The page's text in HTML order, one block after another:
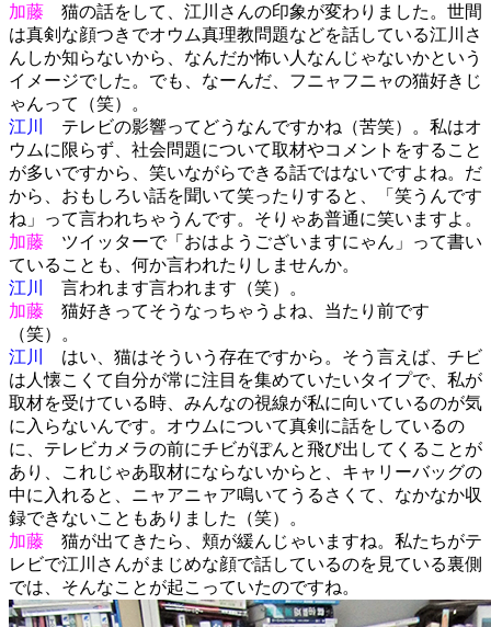
加藤 猫の話をして、江川さんの印象が変わりました。世間
は真剣な顔つきでオウム真理教問題などを話している江川さ
んしか知らないから、なんだか怖い人なんじゃないかという
イメージでした。でも、なーんだ、フニャフニャの猫好きじ
ゃんって（笑）。
江川
テレビの影響ってどうなんですかね（苦笑）。私はオ
ウムに限らず、社会問題について取材やコメントをすること
が多いですから、笑いながらできる話ではないですよね。だ
から、おもしろい話を聞いて笑ったりすると、「笑うんです
ね」って言われちゃうんです。そりゃあ普通に笑いますよ。
加藤 ツイッターで「おはようございますにゃん」って書い
ていることも、何か言われたりしませんか。
江川
言われます言われます（笑）。
加藤 猫好きってそうなっちゃうよね、当たり前です
（笑）。
江川
はい、猫はそういう存在ですから。そう言えば、チビ
は人懐こくて自分が常に注目を集めていたいタイプで、私が
取材を受けている時、みんなの視線が私に向いているのが気
に入らないんです。オウムについて真剣に話をしているの
に、テレビカメラの前にチビがぽんと飛び出してくることが
あり、これじゃあ取材にならないからと、キャリーバッグの
中に入れると、ニャアニャア鳴いてうるさくて、なかなか収
録できないこともありました（笑）。
加藤 猫が出てきたら、頬が緩んじゃいますね。私たちがテ
レビで江川さんがまじめな顔で話しているのを見ている裏側
では、そんなことが起こっていたのですね。